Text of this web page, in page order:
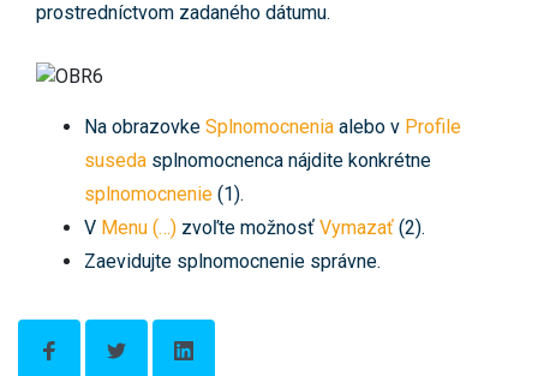
prostredníctvom zadaného dátumu.
Na obrazovke Splnomocnenia alebo v Profile
suseda splnomocnenca nájdite konkrétne
splnomocnenie (1).
V Menu (…) zvoľte možnosť Vymazať (2).
Zaevidujte splnomocnenie správne.